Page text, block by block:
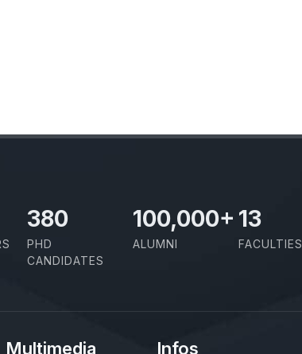
437
PHD
CANDIDATES
100,000+
ALUMNI
13
FACULTIES
Multimedia Infos